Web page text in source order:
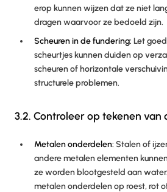
erop kunnen wijzen dat ze niet
dragen waarvoor ze bedoeld zijn.
Scheuren in de fundering: Let
scheurtjes kunnen duiden op
scheuren of horizontale
structurele problemen.
3.2. Controleer op tekenen van
Metalen onderdelen: Stalen of
andere metalen elementen
ze worden blootgesteld aan
metalen onderdelen op roest, rot